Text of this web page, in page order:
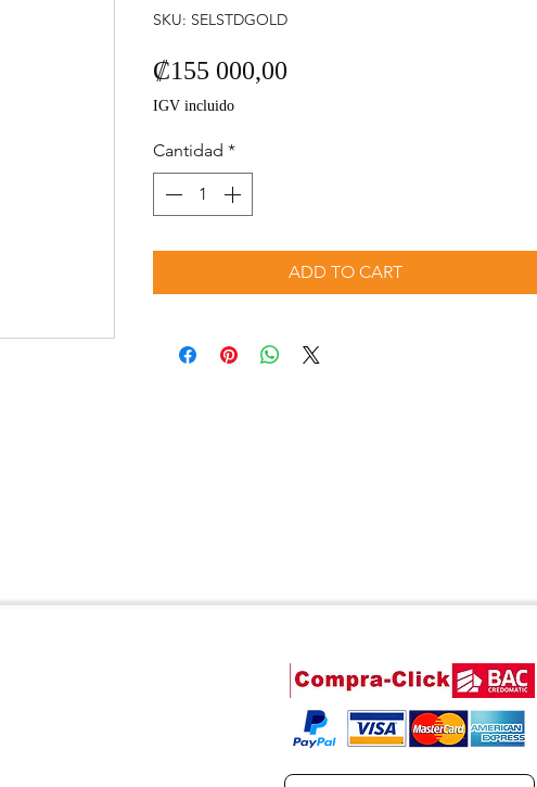
SKU: SELSTDGOLD
₡155 000,00
IGV incluido
Cantidad *
ADD TO CART